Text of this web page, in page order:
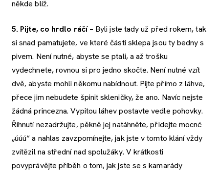
někde blíž.
5. Pijte, co hrdlo ráčí – Byli jste tady už před rokem, tak
si snad pamatujete, ve které části sklepa jsou ty bedny s
pivem. Není nutné, abyste se ptali, a až trošku
vydechnete, rovnou si pro jedno skočte. Není nutné vzít
dvě, abyste mohli někomu nabídnout. Pijte přímo z láhve,
přece jim nebudete špinit skleničky, že ano. Navíc nejste
žádná princezna. Vypitou láhev postavte vedle pohovky.
Říhnutí nezadržujte, pěkně jej natáhněte, přidejte mocné
„úúú“ a nahlas zavzpomínejte, jak jste v tomto klání vždy
zvítězil na střední nad spolužáky. V krátkosti
povyprávějte příběh o tom, jak jste se s kamarády